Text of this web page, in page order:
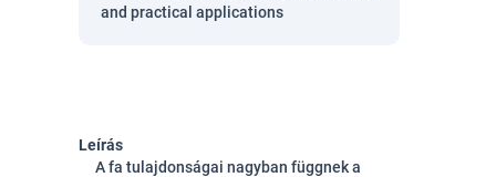
and practical applications
Leírás
A fa tulajdonságai nagyban függnek a